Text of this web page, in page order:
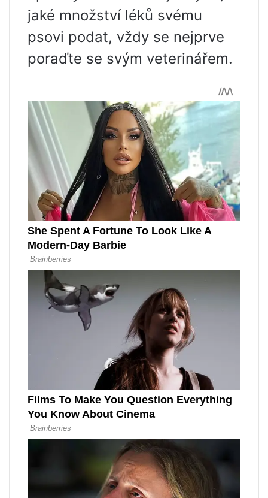
jaké množství léků svému
psovi podat, vždy se nejprve
poraďte se svým veterinářem.